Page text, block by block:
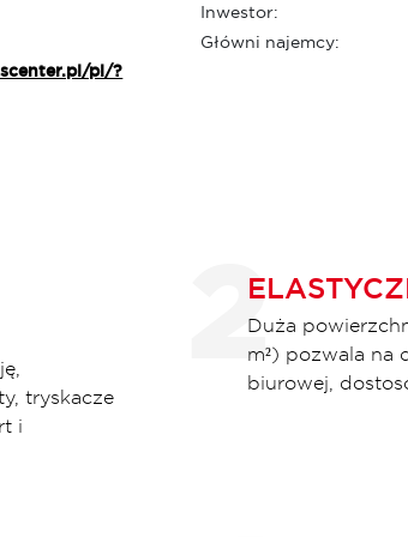
pl/?
Inwestor:
Główni najemcy:
tryskacze
i
Duża
m²) pozwala na
biurowej,